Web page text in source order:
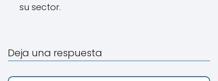
su sector.
Deja una respuesta